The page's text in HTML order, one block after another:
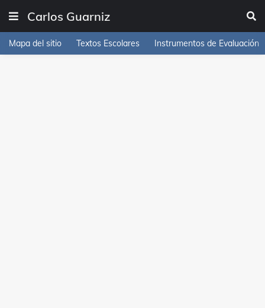
Carlos Guarniz
Mapa del sitio Textos Escolares Instrumentos de Evaluación